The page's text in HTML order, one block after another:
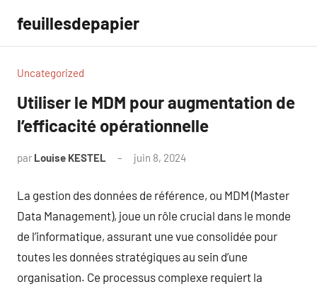
contenu
feuillesdepapier
Uncategorized
Utiliser le MDM pour augmentation de
l’efficacité opérationnelle
par Louise KESTEL juin 8, 2024
La gestion des données de référence, ou MDM (Master
Data Management), joue un rôle crucial dans le monde
de l’informatique, assurant une vue consolidée pour
toutes les données stratégiques au sein d’une
organisation. Ce processus complexe requiert la